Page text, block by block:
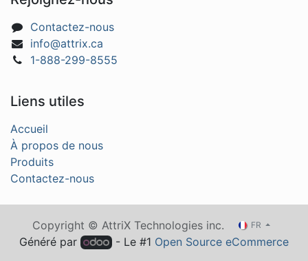
Contactez-nous
info@attrix.ca
1-888-299-8555
Liens utiles
Accueil
À propos de nous
Produits
Contactez-nous
Copyright © AttriX Technologies inc. FR
Généré par - Le #1 Open Source eCommerce